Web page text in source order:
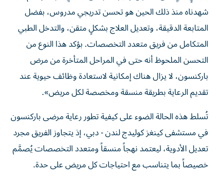
شهدناه منذ ذلك الحين هو تحسن تدريجي مدروس، بفضل
المتابعة الدقيقة، وتعديل العلاج بشكلٍ متقن، والتدخل الطبي
المتكامل من فريق متعدد التخصصات. بؤكد هذا النوع من
التحسن الملحوظ أنه حتى في المراحل المتأخرة من مرض
باركنسون، لا يزال هناك إمكانية لاستعادة وظائف حيوية عند
تقديم الرعاية بطريقة منسقة ومخصصة لكل مريض».
تُسلط هذه الحالة الضوء على كيفية تطور رعاية مرضى باركنسون
في مستشفى كينغز كوليدج لندن - دبي، إذ يتجاوز الفريق مجرد
تعديل الأدوية، ليعتمد نهجاً منسقاً ومتعدد التخصصات يُصمَّم
خصيصاً بما يتناسب مع احتياجات كل مريض على حدة.